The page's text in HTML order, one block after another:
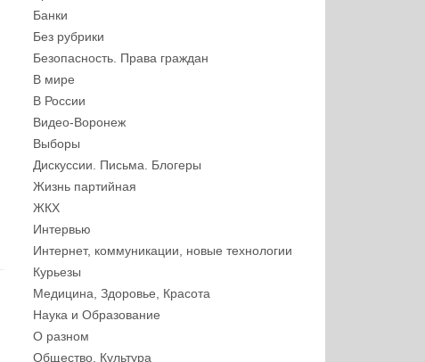
Банки
Без рубрики
Безопасность. Права граждан
В мире
В России
Видео-Воронеж
Выборы
Дискуссии. Письма. Блогеры
Жизнь партийная
ЖКХ
Интервью
Интернет, коммуникации, новые технологии
Курьезы
Медицина, Здоровье, Красота
Наука и Образование
О разном
Общество. Культура